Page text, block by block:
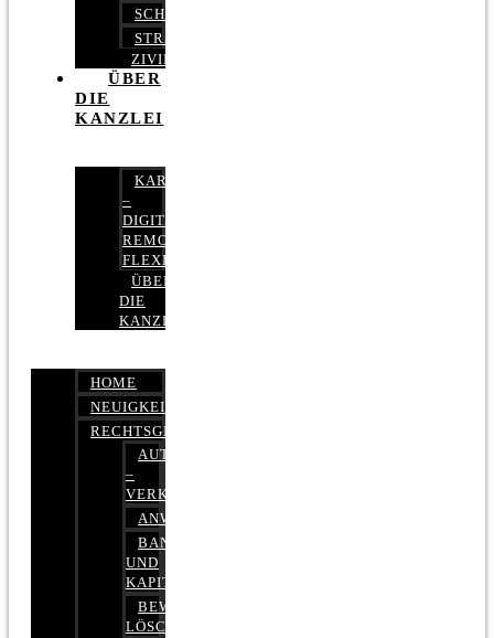
SCHUFARECHT
STRAFRECHT
ZIVILRECHT
ÜBER
DIE
KANZLEI
KARRIERE
–
DIGITAL,
REMOTE,
FLEXIBEL
ÜBER
DIE
KANZLEI
HOME
NEUIGKEITEN
RECHTSGEBIETE
AUTOBETRUG
–
VERKEHRSRECHT
ANWALTSHAFTUNGSRECHT
BANK-
UND
KAPITALMARKTRECHT
BEWERTUNGEN
LÖSCHEN